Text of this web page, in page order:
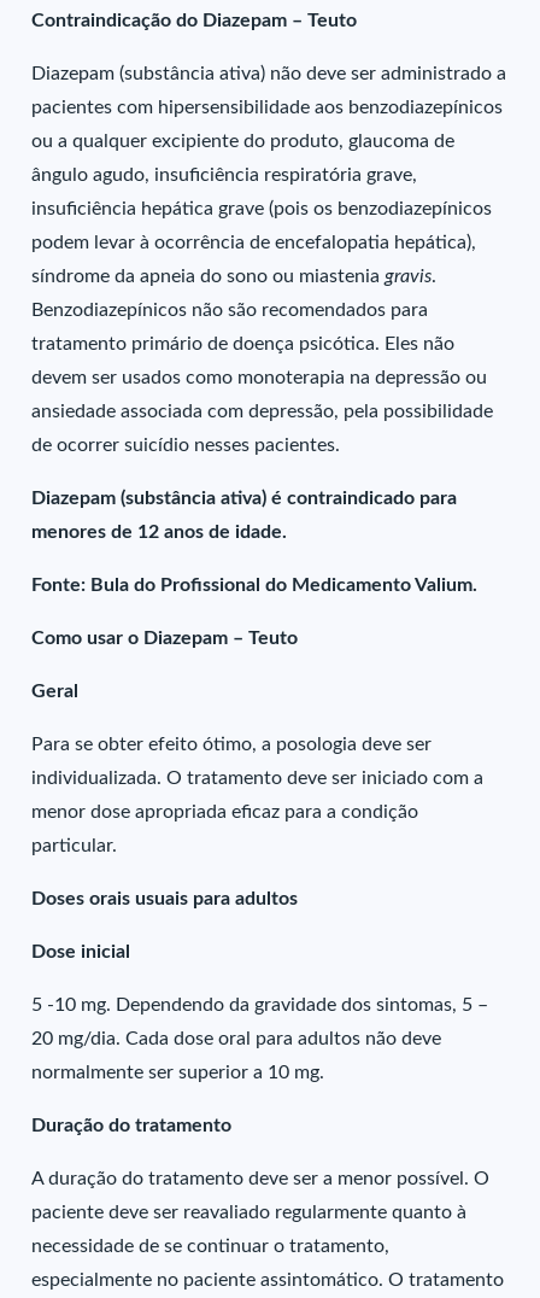
Contraindicação do Diazepam – Teuto
Diazepam (substância ativa) não deve ser administrado a
pacientes com hipersensibilidade aos benzodiazepínicos
ou a qualquer excipiente do produto, glaucoma de
ângulo agudo, insuficiência respiratória grave,
insuficiência hepática grave (pois os benzodiazepínicos
podem levar à ocorrência de encefalopatia hepática),
síndrome da apneia do sono ou miastenia gravis.
Benzodiazepínicos não são recomendados para
tratamento primário de doença psicótica. Eles não
devem ser usados como monoterapia na depressão ou
ansiedade associada com depressão, pela possibilidade
de ocorrer suicídio nesses pacientes.
Diazepam (substância ativa) é contraindicado para
menores de 12 anos de idade.
Fonte: Bula do Profissional do Medicamento Valium.
Como usar o Diazepam – Teuto
Geral
Para se obter efeito ótimo, a posologia deve ser
individualizada. O tratamento deve ser iniciado com a
menor dose apropriada eficaz para a condição
particular.
Doses orais usuais para adultos
Dose inicial
5 -10 mg. Dependendo da gravidade dos sintomas, 5 –
20 mg/dia. Cada dose oral para adultos não deve
normalmente ser superior a 10 mg.
Duração do tratamento
A duração do tratamento deve ser a menor possível. O
paciente deve ser reavaliado regularmente quanto à
necessidade de se continuar o tratamento,
especialmente no paciente assintomático. O tratamento